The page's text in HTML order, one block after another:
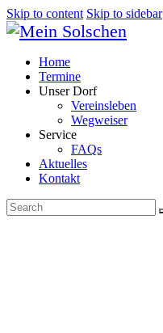
Skip to content Skip to sidebar
Home
Termine
Unser Dorf
Vereinsleben
Wegweiser
Service
FAQs
Aktuelles
Kontakt